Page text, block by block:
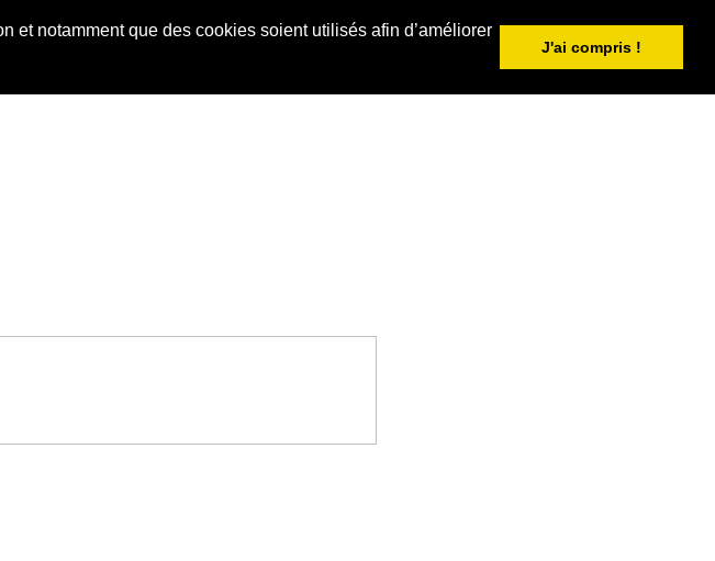
et notamment que des cookies soient utilisés afin d’améliorer
J'ai compris !